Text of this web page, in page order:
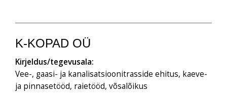
K-KOPAD OÜ
Kirjeldus/tegevusala:
Vee-, gaasi- ja kanalisatsioonitrasside ehitus, kaeve-
ja pinnasetööd, raietööd, võsalõikus